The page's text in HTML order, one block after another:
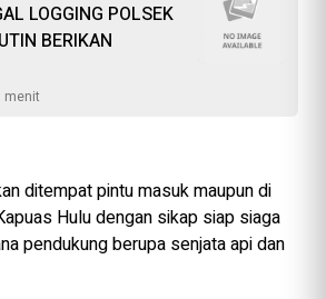
LOGGING POLSEK
BERIKAN
menit
ditempat pintu masuk maupun di
Hulu dengan sikap siap siaga
pendukung berupa senjata api dan